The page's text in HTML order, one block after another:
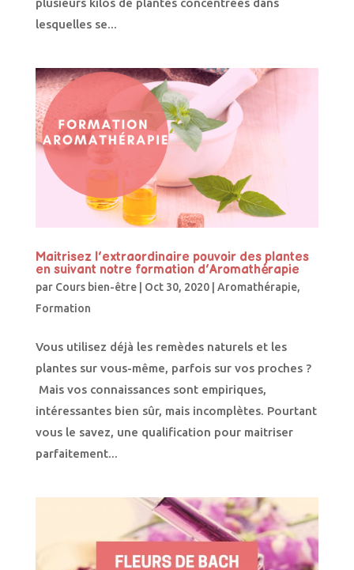
plusieurs kilos de plantes concentrées dans
lesquelles se...
Maitrisez l’extraordinaire pouvoir des plantes
en suivant notre formation d’Aromathérapie
par Cours bien-être| Oct 30, 2020| Aromathérapie,
Formation
Vous utilisez déjà les remèdes naturels et les
plantes sur vous-même, parfois sur vos proches ?
Mais vos connaissances sont empiriques,
intéressantes bien sûr, mais incomplètes. Pourtant
vous le savez, une qualification pour maitriser
parfaitement...